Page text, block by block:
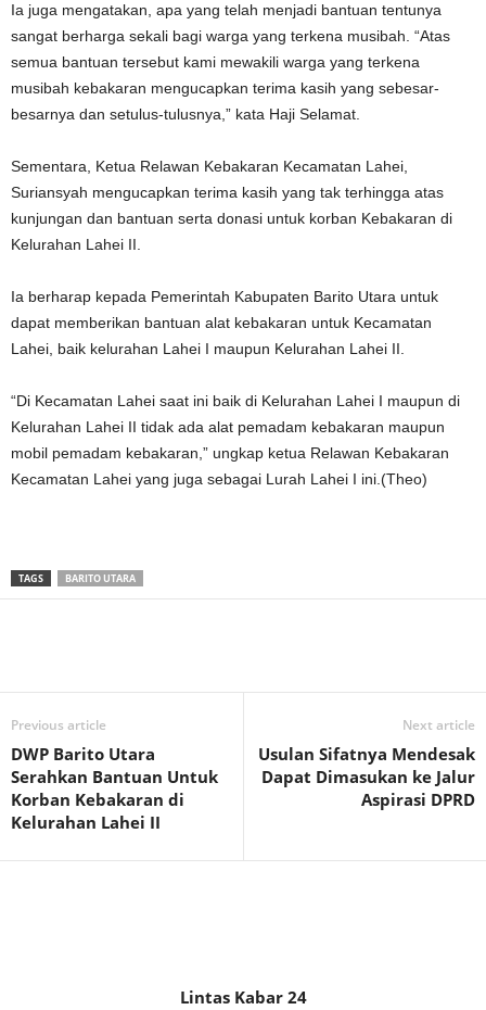
Ia juga mengatakan, apa yang telah menjadi bantuan tentunya
sangat berharga sekali bagi warga yang terkena musibah. “Atas
semua bantuan tersebut kami mewakili warga yang terkena
musibah kebakaran mengucapkan terima kasih yang sebesar-
besarnya dan setulus-tulusnya,” kata Haji Selamat.
Sementara, Ketua Relawan Kebakaran Kecamatan Lahei,
Suriansyah mengucapkan terima kasih yang tak terhingga atas
kunjungan dan bantuan serta donasi untuk korban Kebakaran di
Kelurahan Lahei II.
Ia berharap kepada Pemerintah Kabupaten Barito Utara untuk
dapat memberikan bantuan alat kebakaran untuk Kecamatan
Lahei, baik kelurahan Lahei I maupun Kelurahan Lahei II.
“Di Kecamatan Lahei saat ini baik di Kelurahan Lahei I maupun di
Kelurahan Lahei II tidak ada alat pemadam kebakaran maupun
mobil pemadam kebakaran,” ungkap ketua Relawan Kebakaran
Kecamatan Lahei yang juga sebagai Lurah Lahei I ini.(Theo)
TAGS BARITO UTARA
Previous article
DWP Barito Utara
Serahkan Bantuan Untuk
Korban Kebakaran di
Kelurahan Lahei II
Next article
Usulan Sifatnya Mendesak
Dapat Dimasukan ke Jalur
Aspirasi DPRD
Lintas Kabar 24